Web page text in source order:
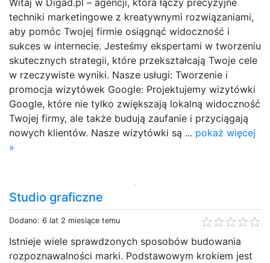
techniki marketingowe z kreatywnymi rozwiązaniami,
aby pomóc Twojej firmie osiągnąć widoczność i
sukces w internecie. Jesteśmy ekspertami w tworzeniu
skutecznych strategii, które przekształcają Twoje cele
w rzeczywiste wyniki. Nasze usługi: Tworzenie i
promocja wizytówek Google: Projektujemy wizytówki
Google, które nie tylko zwiększają lokalną widoczność
Twojej firmy, ale także budują zaufanie i przyciągają
nowych klientów. Nasze wizytówki są ... pokaż więcej
»
Studio graficzne
Dodano: 6 lat 2 miesiące temu
Istnieje wiele sprawdzonych sposobów budowania
rozpoznawalności marki. Podstawowym krokiem jest